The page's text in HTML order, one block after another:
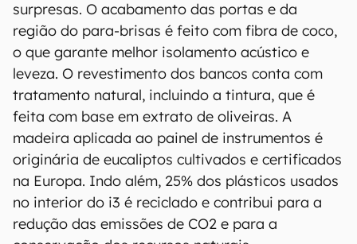
surpresas. O acabamento das portas e da
região do para-brisas é feito com fibra de coco,
o que garante melhor isolamento acústico e
leveza. O revestimento dos bancos conta com
tratamento natural, incluindo a tintura, que é
feita com base em extrato de oliveiras. A
madeira aplicada ao painel de instrumentos é
originária de eucaliptos cultivados e certificados
na Europa. Indo além, 25% dos plásticos usados
no interior do i3 é reciclado e contribui para a
redução das emissões de CO2 e para a